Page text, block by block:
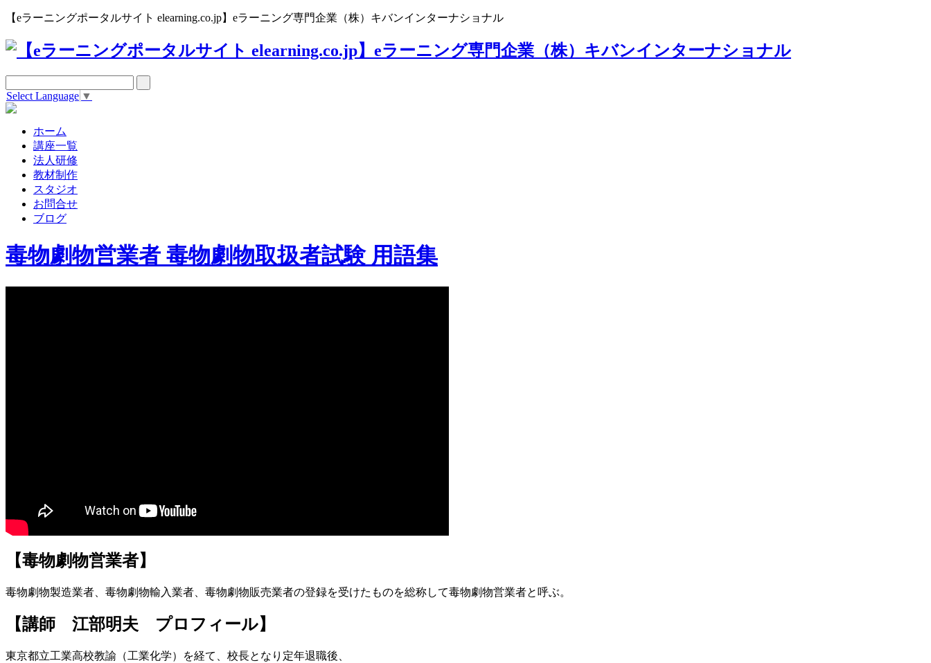
【eラーニングポータルサイト elearning.co.jp】eラーニング専門企業（株）キバンインターナショナル
Select Language ▼
ホーム
講座一覧
法人研修
教材制作
スタジオ
お問合せ
ブログ
毒物劇物営業者 毒物劇物取扱者試験 用語集
【毒物劇物営業者】
毒物劇物製造業者、毒物劇物輸入業者、毒物劇物販売業者の登録を受けたものを総称して­毒物劇物営業者と呼ぶ。
【講師 江部明夫 プロフィール】
東京都立工業高校教諭（工業化学）を経て、校長となり定年退職後、